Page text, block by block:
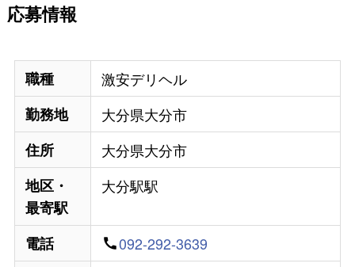
応募情報
職種
激安デリヘル
勤務地
大分県大分市
住所
大分県大分市
地区・
最寄駅
大分駅駅
電話
092-292-3639